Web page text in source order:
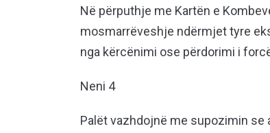
Në përputhje me Kartën e
mosmarrëveshje ndërmjet tyre
nga kërcënimi ose përdorimi i
Neni 4
Palët vazhdojnë me supozimin